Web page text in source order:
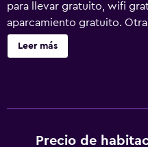
para llevar gratuito, wifi
aparcamiento gratuito.
máquina expendedora. Se
limpieza durante la estancia.
están equipados con
Leer más
Precio de